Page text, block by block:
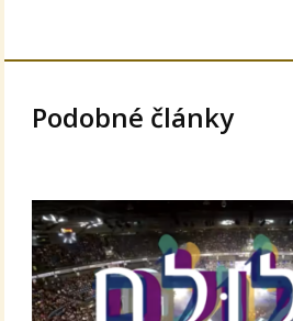
Podobné články